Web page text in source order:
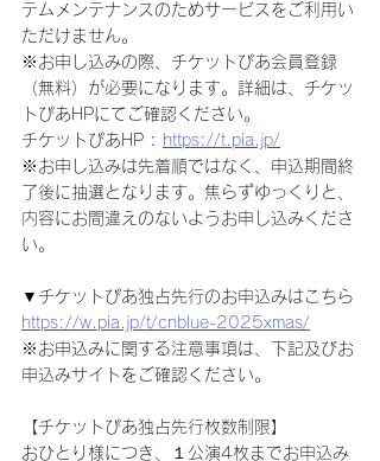
テムメンテナンスのためサービスをご利用い
ただけません。
※お申し込みの際、チケットぴあ会員登録
（無料）が必要になります。詳細は、チケッ
トぴあHPにてご確認ください。
チケットぴあHP : https://t.pia.jp/
※お申し込みは先着順ではなく、申込期間終
了後に抽選となります。焦らずゆっくりと、
内容にお間違えのないようお申し込みくださ
い。
▼チケットぴあ独占先行のお申込みはこちら
https://w.pia.jp/t/cnblue-2025xmas/
※お申込みに関する注意事項は、下記及びお
申込みサイトをご確認ください。
【チケットぴあ独占先行枚数制限】
おひとり様につき、１公演4枚までお申込み